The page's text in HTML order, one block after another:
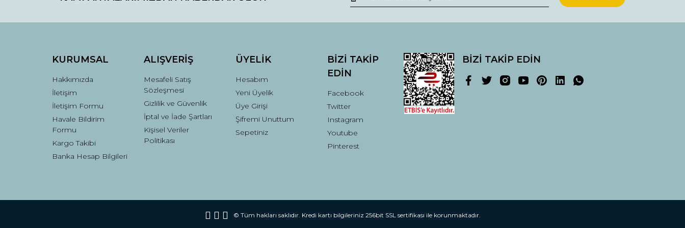
Yorum Yaz
Bu ürüne benzer farklı alternatifler olmalı.
Gönder
KURUMSAL
Hakkımızda
İletişim
İletişim Formu
Havale Bildirim
Formu
Kargo Takibi
Banka Hesap Bilgileri
ALIŞVERİŞ
Mesafeli Satış
Sözleşmesi
Gizlilik ve Güvenlik
İptal ve İade Şartları
Kişisel Veriler
Politikası
ÜYELİK
Hesabım
Yeni Üyelik
Üye Girişi
Şifremi Unuttum
Sepetiniz
BİZİ TAKİP
EDİN
Facebook
Twitter
Instagram
Youtube
Pinterest
BİZİ TAKİP EDİN
© Tüm hakları saklıdır. Kredi kartı bilgileriniz 256bit SSL sertifikası ile korunmaktadır.